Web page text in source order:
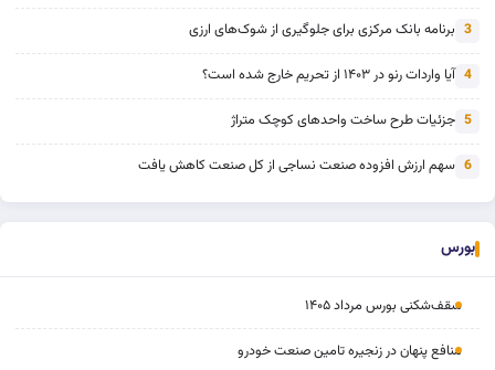
3 برنامه بانک مرکزی برای جلوگیری از شوک‌های ارزی
4 آیا واردات رنو در ۱۴۰۳ از تحریم خارج شده است؟
5 جزئیات طرح ساخت واحدهای کوچک متراژ
6 سهم ارزش افزوده صنعت نساجی از کل صنعت کاهش یافت
بورس
سقف‌شکنی بورس مرداد ۱۴۰۵
منافع پنهان در زنجیره تامین صنعت خودرو